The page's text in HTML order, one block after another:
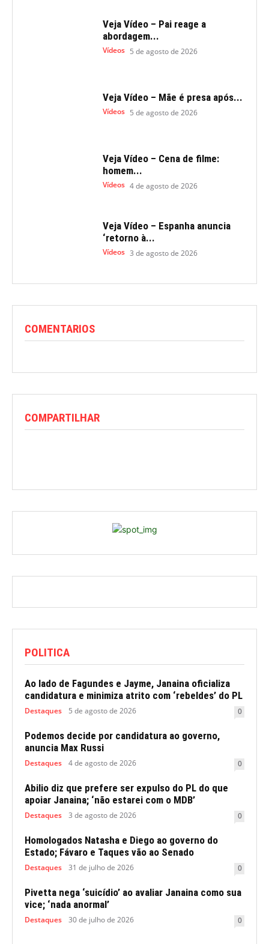
Veja Vídeo – Pai reage a
abordagem...
Vídeos 5 de agosto de 2026
Veja Vídeo – Mãe é presa após...
Vídeos 5 de agosto de 2026
Veja Vídeo – Cena de filme:
homem...
Vídeos 4 de agosto de 2026
Veja Vídeo – Espanha anuncia
‘retorno à...
Vídeos 3 de agosto de 2026
COMENTARIOS
COMPARTILHAR
POLITICA
Ao lado de Fagundes e Jayme, Janaina oficializa
candidatura e minimiza atrito com ‘rebeldes’ do PL
Destaques 5 de agosto de 2026 0
Podemos decide por candidatura ao governo,
anuncia Max Russi
Destaques 4 de agosto de 2026 0
Abilio diz que prefere ser expulso do PL do que
apoiar Janaina; ‘não estarei com o MDB’
Destaques 3 de agosto de 2026 0
Homologados Natasha e Diego ao governo do
Estado; Fávaro e Taques vão ao Senado
Destaques 31 de julho de 2026 0
Pivetta nega ‘suicídio’ ao avaliar Janaina como sua
vice; ‘nada anormal’
Destaques 30 de julho de 2026 0